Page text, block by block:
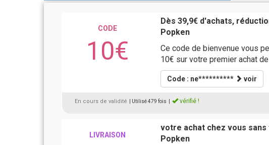
CODE
10€
Dès 39,9€ d'achats,
Popken
Ce code de bienvenue vous
10€ sur votre premier achat
Code : ne********** voir
En cours de validité | Utilisé 479 fois vérifié !
LIVRAISON
votre achat chez vous
Popken